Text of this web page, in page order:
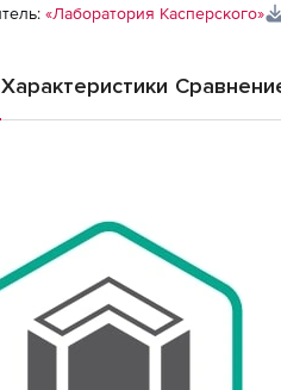
«Лаборатория Касперского»
Характеристики